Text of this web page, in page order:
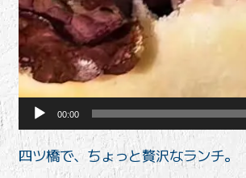
00:00
四ツ橋で、ちょっと贅沢なランチ。